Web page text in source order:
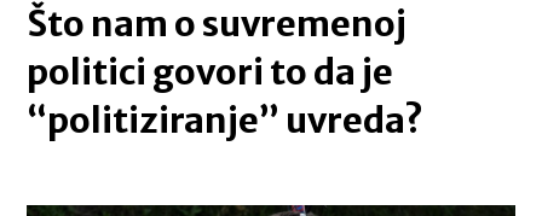
Što nam o suvremenoj
politici govori to da je
“politiziranje” uvreda?